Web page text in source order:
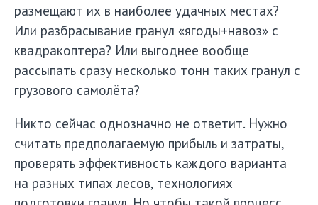
размещают их в наиболее удачных местах?
Или разбрасывание гранул «ягоды+навоз» с
квадракоптера? Или выгоднее вообще
рассыпать сразу несколько тонн таких гранул с
грузового самолёта?
Никто сейчас однозначно не ответит. Нужно
считать предполагаемую прибыль и затраты,
проверять эффективность каждого варианта
на разных типах лесов, технологиях